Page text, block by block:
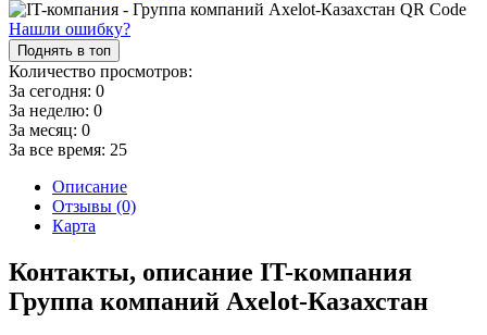
Нашли ошибку?
Поднять в топ
Количество просмотров:
За сегодня: 0
За неделю: 0
За месяц: 0
За все время: 25
Описание
Отзывы (0)
Карта
Контакты, описание IT-компания
Группа компаний Axelot-Казахстан